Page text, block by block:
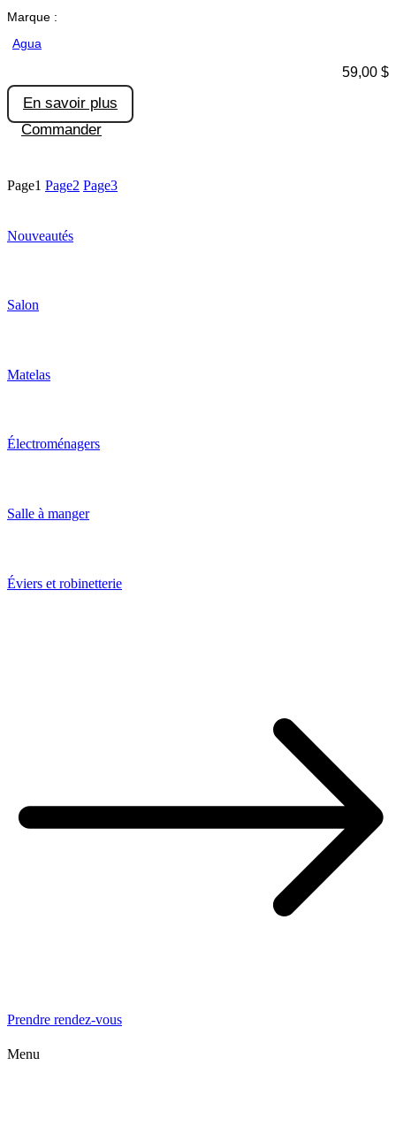
Marque :
Agua
59,00 $
En savoir plus
Commander
Page1 Page2 Page3
Nouveautés
Salon
Matelas
Électroménagers
Salle à manger
Éviers et robinetterie
Prendre rendez-vous
Menu